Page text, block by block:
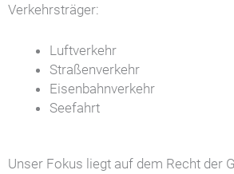
Verkehrsträger:
Luftverkehr
Straßenverkehr
Eisenbahnverkehr
Seefahrt
Unser Fokus liegt auf dem Recht der